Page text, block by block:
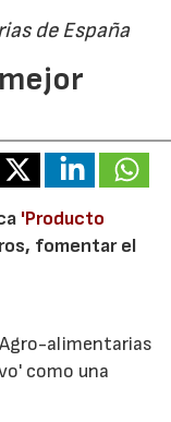
de España
'Producto
fomentar el
alimentarias
como una